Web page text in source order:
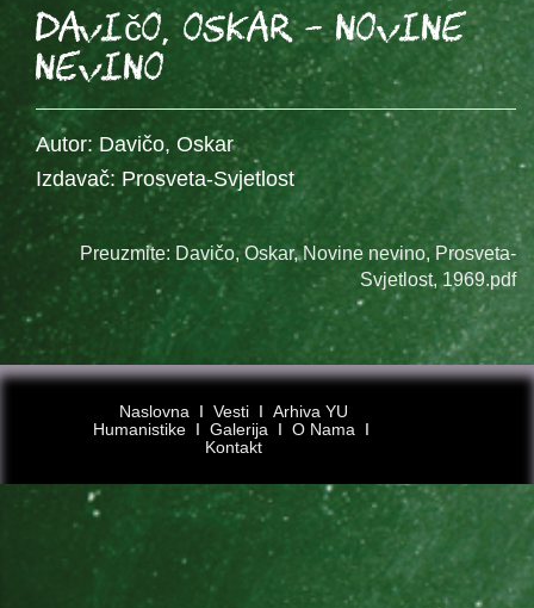
Davičo, Oskar - Novine
nevino
Autor: Davičo, Oskar
Izdavač: Prosveta-Svjetlost
Preuzmite: Davičo, Oskar, Novine nevino, Prosveta-
Svjetlost, 1969.pdf
Naslovna Ι Vesti Ι Arhiva YU
Humanistike Ι Galerija Ι O Nama
Ι
Kontakt